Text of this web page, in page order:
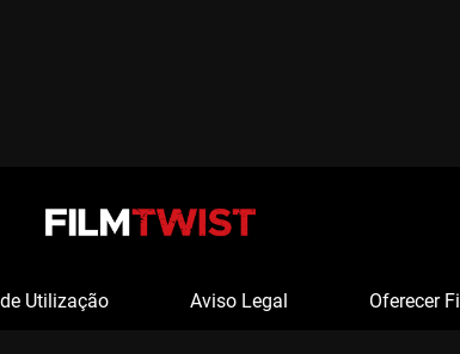
Utilização Aviso Legal Oferecer